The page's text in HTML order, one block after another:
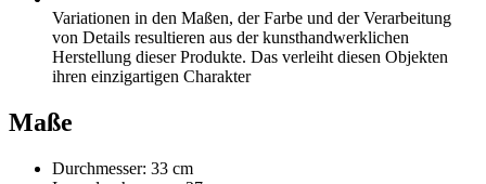
Variationen in den Maßen, der Farbe und der Verarbeitung
von Details resultieren aus der kunsthandwerklichen
Herstellung dieser Produkte. Das verleiht diesen Objekten
ihren einzigartigen Charakter
Maße
Durchmesser: 33 cm